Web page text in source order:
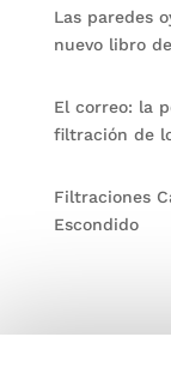
Las paredes
nuevo libro
El correo: la
filtración de
Filtraciones
Escondido